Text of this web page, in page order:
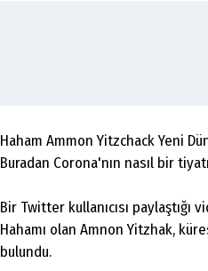
Haham Ammon Yitzchack Yeni
Buradan Corona'nın nasıl bir
Bir Twitter kullanıcısı
Hahamı olan Amnon Yitzhak,
bulundu.